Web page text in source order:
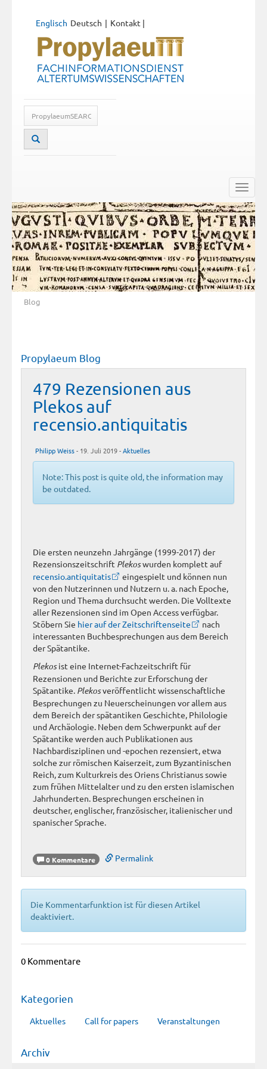
Deutsch
Englisch Kontakt |
Toggle
Blog
Propylaeum Blog
479 Rezensionen aus
Plekos auf
recensio.antiquitatis
Philipp Weiss- 19. Juli 2019 -Aktuelles
Note: This post is quite old, the information may
be outdated.
Die ersten neunzehn Jahrgänge (1999-2017) der
Rezensionszeitschrift Plekoswurden komplett auf
recensio.antiquitatis
eingespielt und können nun
von den Nutzerinnen und Nutzern u. a. nach Epoche,
Region und Thema durchsucht werden. Die Volltexte
aller Rezensionen sind im Open Access verfügbar.
Stöbern Sie hier auf der Zeitschriftenseite
nach
interessanten Buchbesprechungen aus dem Bereich
der Spätantike.
Plekosist eine Internet-Fachzeitschrift für
Rezensionen und Berichte zur Erforschung der
Spätantike. Plekosveröffentlicht wissenschaftliche
Besprechungen zu Neuerscheinungen vor allem aus
dem Bereich der spätantiken Geschichte, Philologie
und Archäologie. Neben dem Schwerpunkt auf der
Spätantike werden auch Publikationen aus
Nachbardisziplinen und -epochen rezensiert, etwa
solche zur römischen Kaiserzeit, zum Byzantinischen
Reich, zum Kulturkreis des Oriens Christianus sowie
zum frühen Mittelalter und zu den ersten islamischen
Jahrhunderten. Besprechungen erscheinen in
deutscher, englischer, französischer, italienischer und
spanischer Sprache.
0 Kommentare Permalink
Die Kommentarfunktion ist für diesen Artikel
deaktiviert.
0 Kommentare
Kategorien
Aktuelles Call for papers Veranstaltungen
Archiv